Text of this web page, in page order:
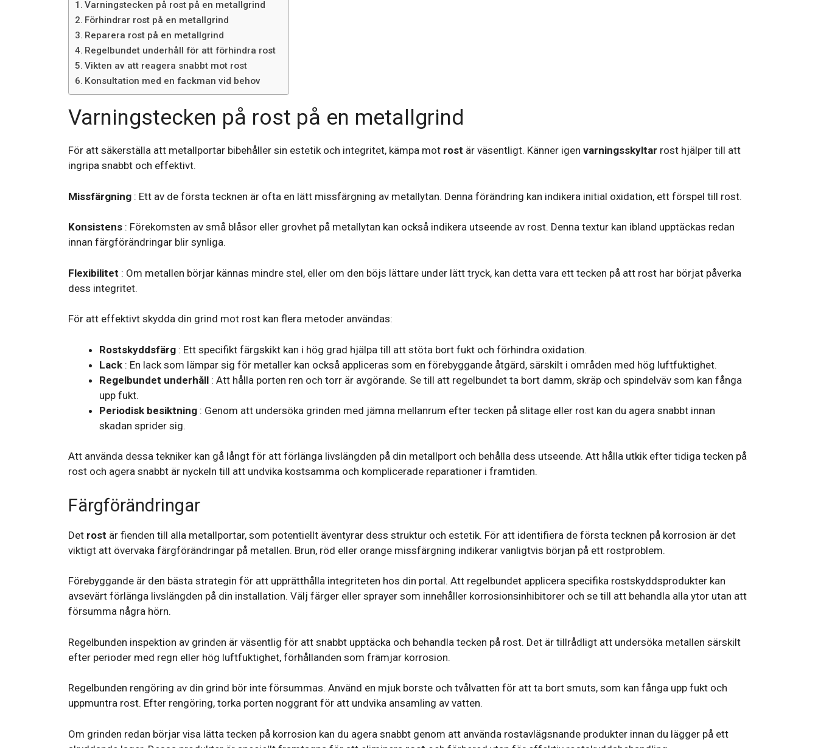
Varningstecken på rost på en metallgrind
Förhindrar rost på en metallgrind
Reparera rost på en metallgrind
Regelbundet underhåll för att förhindra rost
Vikten av att reagera snabbt mot rost
Konsultation med en fackman vid behov
Varningstecken på rost på en metallgrind
För att säkerställa att metallportar bibehåller sin estetik och integritet, kämpa mot rost är väsentligt. Känner igen varningsskyltar rost hjälper till att
ingripa snabbt och effektivt.
Missfärgning : Ett av de första tecknen är ofta en lätt missfärgning av metallytan. Denna förändring kan indikera initial oxidation, ett förspel till rost.
Konsistens : Förekomsten av små blåsor eller grovhet på metallytan kan också indikera utseende av rost. Denna textur kan ibland upptäckas redan
innan färgförändringar blir synliga.
Flexibilitet : Om metallen börjar kännas mindre stel, eller om den böjs lättare under lätt tryck, kan detta vara ett tecken på att rost har börjat påverka
dess integritet.
För att effektivt skydda din grind mot rost kan flera metoder användas:
Rostskyddsfärg : Ett specifikt färgskikt kan i hög grad hjälpa till att stöta bort fukt och förhindra oxidation.
Lack : En lack som lämpar sig för metaller kan också appliceras som en förebyggande åtgärd, särskilt i områden med hög luftfuktighet.
Regelbundet underhåll : Att hålla porten ren och torr är avgörande. Se till att regelbundet ta bort damm, skräp och spindelväv som kan fånga
upp fukt.
Periodisk besiktning : Genom att undersöka grinden med jämna mellanrum efter tecken på slitage eller rost kan du agera snabbt innan
skadan sprider sig.
Att använda dessa tekniker kan gå långt för att förlänga livslängden på din metallport och behålla dess utseende. Att hålla utkik efter tidiga tecken på
rost och agera snabbt är nyckeln till att undvika kostsamma och komplicerade reparationer i framtiden.
Färgförändringar
Det rost är fienden till alla metallportar, som potentiellt äventyrar dess struktur och estetik. För att identifiera de första tecknen på korrosion är det
viktigt att övervaka färgförändringar på metallen. Brun, röd eller orange missfärgning indikerar vanligtvis början på ett rostproblem.
Förebyggande är den bästa strategin för att upprätthålla integriteten hos din portal. Att regelbundet applicera specifika rostskyddsprodukter kan
avsevärt förlänga livslängden på din installation. Välj färger eller sprayer som innehåller korrosionsinhibitorer och se till att behandla alla ytor utan att
försumma några hörn.
Regelbunden inspektion av grinden är väsentlig för att snabbt upptäcka och behandla tecken på rost. Det är tillrådligt att undersöka metallen särskilt
efter perioder med regn eller hög luftfuktighet, förhållanden som främjar korrosion.
Regelbunden rengöring av din grind bör inte försummas. Använd en mjuk borste och tvålvatten för att ta bort smuts, som kan fånga upp fukt och
uppmuntra rost. Efter rengöring, torka porten noggrant för att undvika ansamling av vatten.
Om grinden redan börjar visa lätta tecken på korrosion kan du agera snabbt genom att använda rostavlägsnande produkter innan du lägger på ett